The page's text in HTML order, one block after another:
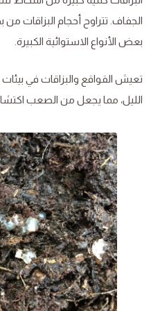
بعض الأنواع الاستوائية الكبيرة.
تعيش القواقع والبزاقات في
الليل، مما يجعل من الصعب